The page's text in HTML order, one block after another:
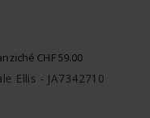
CHF 59.00
Ellis - JA7342710